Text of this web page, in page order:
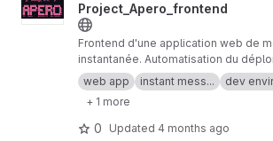
Project_Apero_frontend
Frontend d'une application web de
instantanée. Automatisation du
l'environnnement de
web app instant mess...
dev
+ 1 more
0 Updated 4 months ago